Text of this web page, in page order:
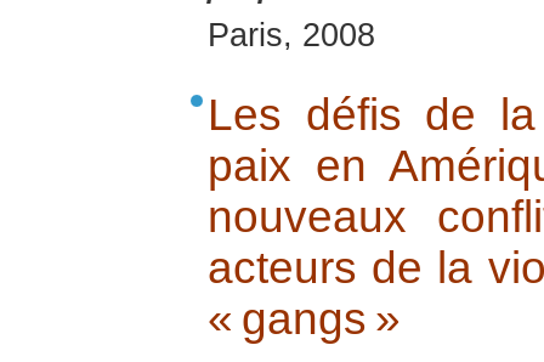
Paris, 2008
Les défis de
paix en
nouveaux
acteurs de la
« gangs »